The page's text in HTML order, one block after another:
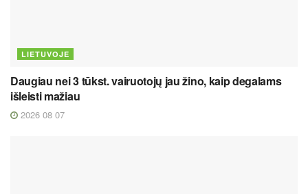
LIETUVOJE
Daugiau nei 3 tūkst. vairuotojų jau žino, kaip degalams
išleisti mažiau
2026 08 07